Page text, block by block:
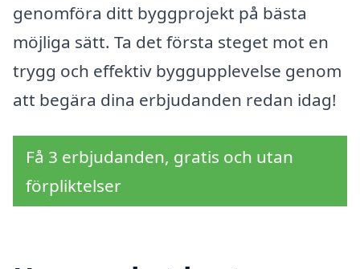
genomföra ditt byggprojekt på bästa
möjliga sätt. Ta det första steget mot en
trygg och effektiv byggupplevelse genom
att begära dina erbjudanden redan idag!
Få 3 erbjudanden, gratis och utan
förpliktelser